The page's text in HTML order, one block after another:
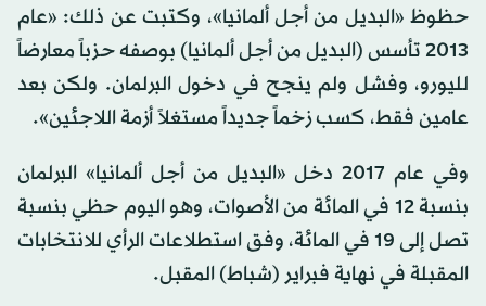
حظوظ «البديل من أجل ألمانيا»، وكتبت عن ذلك: «عام
2013 تأسس (البديل من أجل ألمانيا) بوصفه حزباً معارضاً
لليورو، وفشل ولم ينجح في دخول البرلمان. ولكن بعد
عامين فقط، كسب زخماً جديداً مستغلاً أزمة اللاجئين».
وفي عام 2017 دخل «البديل من أجل ألمانيا» البرلمان
بنسبة 12 في المائة من الأصوات، وهو اليوم حظي بنسبة
تصل إلى 19 في المائة، وفق استطلاعات الرأي للانتخابات
المقبلة في نهاية فبراير (شباط) المقبل.